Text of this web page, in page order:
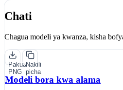
Chati
Chagua modeli ya kwanza, kisha
Pakua
PNG
Nakili
picha
Modeli bora kwa alama